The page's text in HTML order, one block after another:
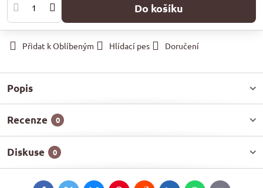
Do košíku
Přidat k Oblíbeným Hlídací pes Doručení
Popis
Recenze 0
Diskuse 0